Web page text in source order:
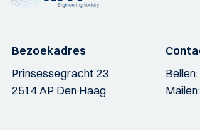
Bezoekadres
Prinsessegracht 23
2514 AP Den Haag
Bellen:
Mailen: